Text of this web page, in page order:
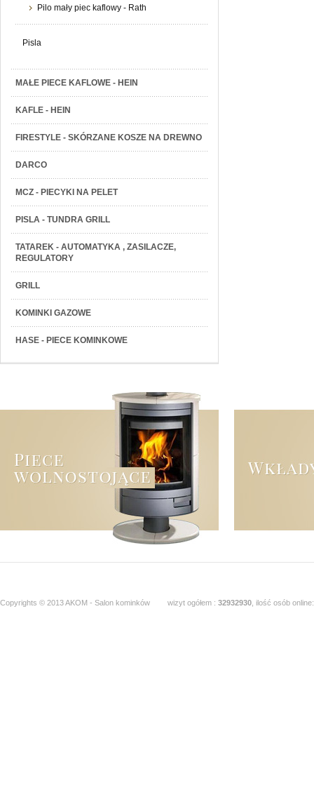
Pilo mały piec kaflowy - Rath
Pisla
MAŁE PIECE KAFLOWE - HEIN
KAFLE - HEIN
FIRESTYLE - SKÓRZANE KOSZE NA DREWNO
DARCO
MCZ - PIECYKI NA PELET
PISLA - TUNDRA GRILL
TATAREK - AUTOMATYKA , ZASILACZE,
REGULATORY
GRILL
KOMINKI GAZOWE
HASE - PIECE KOMINKOWE
Copyrights © 2013 AKOM - Salon kominków wizyt ogółem : 32932930 , ilość osób